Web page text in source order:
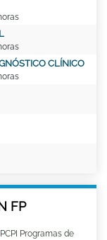
CLÍNICO
FP
PCPI Programas de